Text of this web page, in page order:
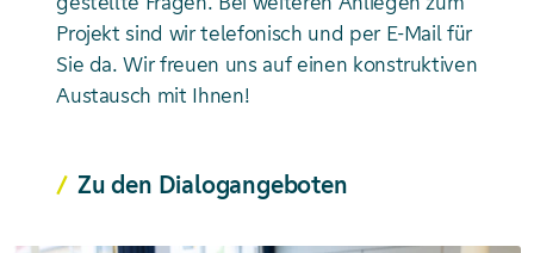
Projekt sind wir telefonisch und per E-Mail für
Sie da. Wir freuen uns auf einen konstruktiven
Austausch mit Ihnen!
Zu den Dialogangeboten